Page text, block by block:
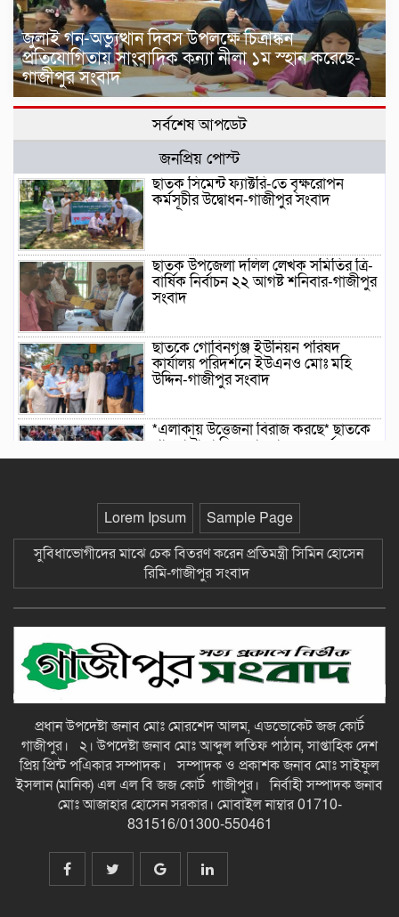
জুলাই গন-অভ্যুত্থান দিবস উপলক্ষে চিত্রাঙ্কন
প্রতিযোগিতায় সাংবাদিক কন্যা নীলা ১ম স্হান করেছে-
গাজীপুর সংবাদ
সর্বশেষ আপডেট
জনপ্রিয় পোস্ট
ছাতক সিমেন্ট ফ্যাক্টরি-তে বৃক্ষরোপন
কর্মসূচীর উদ্বোধন-গাজীপুর সংবাদ
ছাতক উপজেলা দলিল লেখক সমিতির ত্রি-
বার্ষিক নির্বাচন ২২ আগষ্ট শনিবার-গাজীপুর
সংবাদ
ছাতকে গোবিনগঞ্জ ইউনিয়ন পরিষদ
কার্যালয় পরিদর্শনে ইউএনও মোঃ মহি
উদ্দিন-গাজীপুর সংবাদ
*এলাকায় উত্তেজনা বিরাজ করছে* ছাতকে
পাওনা টাকা নিয়ে হামলা ও সংঘর্ষের
ঘটনায় আহত-৮ জন-গাজীপুর সংবাদ
ছাতকে আলীগঞ্জ বাজারে সাবেক মেম্বার
আব্দুন নুরের উপর সন্ত্রাসী হামলায় প্রতিবাদ
সভা-গাজীপুর সংবাদ
জুলাই গন-অভ্যুত্থান দিবস উপলক্ষে
চিত্রাঙ্কন প্রতিযোগিতায় সাংবাদিক কন্যা
নীলা ১ম স্হান করেছে-গাজীপুর সংবাদ
ছাতকে বিদ্যুৎ বিল, লোডশেডিংয়ের
প্রতিবাদে চরবাড়ুকা গ্রামের গ্রাহকদের
প্রতিবাদ ও ক্ষোভ-গাজীপুর সংবাদ
১২ হাজার টাকার ঋণে ১৩ লাখ টাকার
মামলা: সুদের ফাঁদে নীরব নির্যাতনের
শিকার, গ্রেপ্তার সুদ ব্যবসায়ী-গাজীপুর
সংবাদ
মুখরিত রাণীশংকৈল মডেল মসজিদ, শুরু
হলো ইবাদত ও ইসলামী জ্ঞানচর্চার নতুন
অধ্যায়-গাজীপুর সংবাদ
Lorem Ipsum
Sample Page
সুবিধাভোগীদের মাঝে চেক বিতরণ করেন প্রতিমন্ত্রী সিমিন হোসেন
রিমি-গাজীপুর সংবাদ
প্রধান উপদেষ্টা জনাব মোঃ মোরশেদ আলম, এডভোকেট জজ কোর্ট
গাজীপুর। ২। উপদেষ্টা জনাব মোঃ আব্দুল লতিফ পাঠান, সাপ্তাহিক দেশ
প্রিয় প্রিন্ট পএিকার সম্পাদক। সম্পাদক ও প্রকাশক জনাব মোঃ সাইফুল
ইসলান (মানিক) এল এল বি জজ কোর্ট গাজীপুর। নির্বাহী সম্পাদক জনাব
মোঃ আজাহার হোসেন সরকার। মোবাইল নাম্বার 01710-
831516/01300-550461